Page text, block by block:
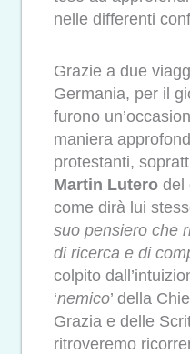
nelle differenti
Grazie a due
Germania, per il
furono
maniera
protestanti,
Martin Lutero del
come dirà lui
suo pensiero che
di ricerca e di
colpito
‘nemico’ della
Grazia e delle
ritroveremo